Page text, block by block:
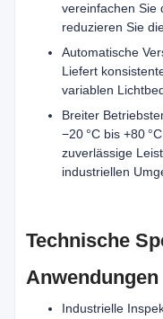
vereinfachen Sie
reduzieren Sie
Automatische
Liefert
variablen
Breiter
−20 °C bis +80
zuverlässige
industriellen
Technische
Anwendungen
Industrielle